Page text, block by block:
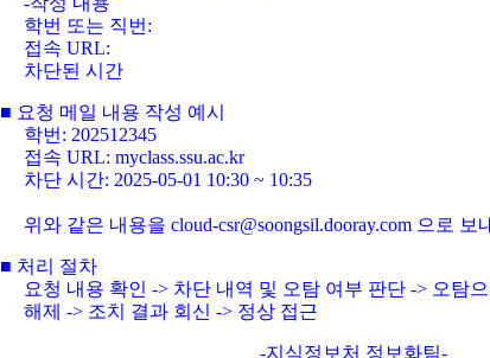
학번 또는 직번:
접속 URL:
차단된 시간
■ 요청 메일 내용 작성 예시
학번: 202512345
접속 URL: myclass.ssu.ac.kr
차단 시간: 2025-05-01 10:30 ~ 10:35
위와 같은 내용을 cloud-csr@soongsil.dooray.com 으로
■ 처리 절차
요청 내용 확인 -> 차단 내역 및 오탐 여부 판단 -> 오탐
해제 -> 조치 결과 회신 -> 정상 접근
-지식정보처 정보화팀-